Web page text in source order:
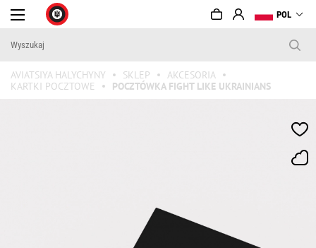
POL
AVIATSIYA HALYCHYNY SKLEP
AKCESORIA
KARTKI POCZTOWE
POCZTÓWKA FIGHT LIKE UKRAINIANS